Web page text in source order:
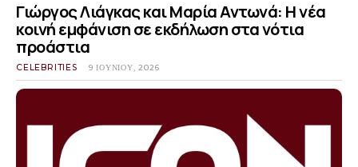
Γιώργος Λιάγκας και Μαρία Αντωνά: Η νέα
κοινή εμφάνιση σε εκδήλωση στα νότια
προάστια
CELEBRITIES 9 ΙΟΥΝΊΟΥ, 2026